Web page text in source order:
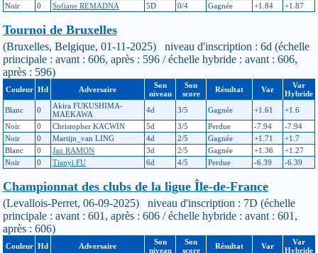
Noir
0 Sofiane REMADNA 5D 0/4 Gagnée +1.84 +1.87
Tournoi de Bruxelles
(Bruxelles, Belgique, 01-11-2025) niveau d'inscription : 6d (échelle
principale : avant : 606, après : 596 / échelle hybride : avant : 606,
après : 596)
Couleur Hd Adversaire
Son
niveau
Son
score
Résultat Var
Var
Hybride
Blanc
0
Akira FUKUSHIMA-
MAEKAWA
4d 3/5 Gagnée +1.61
+1.6
Noir
0 Christopher KACWIN 5d 3/5 Perdue -7.94
-7.94
Noir
0 Martijn_van LING 4d 2/5 Gagnée +1.71
+1.7
Blanc
0 Jan RAMON 3d 2/5 Gagnée +1.36
+1.27
Noir
0 Tianyi FU 6d 4/5 Perdue -6.39 -6.39
Championnat des clubs de la ligue Île-de-France
(Levallois-Perret, 06-09-2025) niveau d'inscription : 7D (échelle
principale : avant : 601, après : 606 / échelle hybride : avant : 601,
après : 606)
Couleur Hd Adversaire
Son
niveau
Son
score
Résultat Var
Var
Hybride